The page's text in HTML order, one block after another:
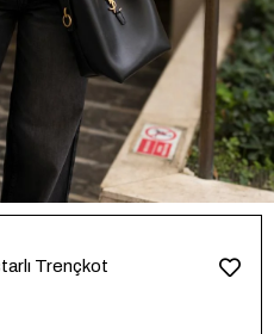
Trençkot